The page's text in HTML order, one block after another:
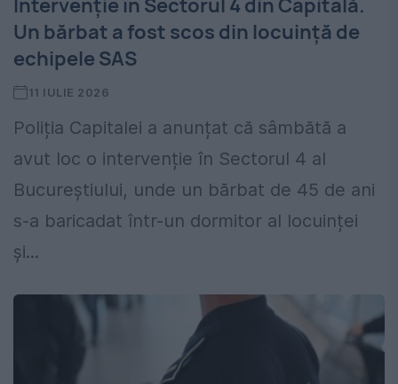
Intervenție în Sectorul 4 din Capitală.
Un bărbat a fost scos din locuință de
echipele SAS
11 IULIE 2026
Poliția Capitalei a anunțat că sâmbătă a
avut loc o intervenție în Sectorul 4 al
Bucureștiului, unde un bărbat de 45 de ani
s-a baricadat într-un dormitor al locuinței
și...